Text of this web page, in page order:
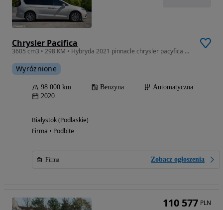
Chrysler Pacifica
3605 cm3 • 298 KM • Hybryda 2021 pinnacle chrysler pacyfica Białystok
Wyróżnione
98 000 km Benzyna
Automatyczna
2020
Białystok (Podlaskie)
Firma • Podbite
Firma Zobacz ogłoszenia
110 577 PLN